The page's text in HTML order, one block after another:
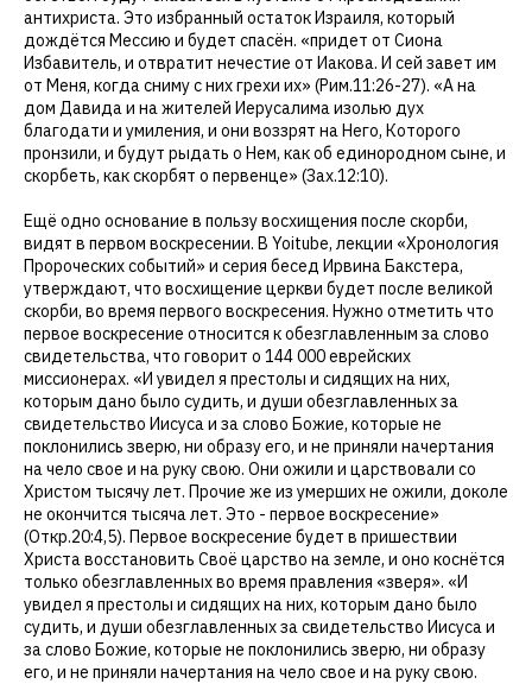
антихриста. Это избранный остаток Израиля, который
дождётся Мессию и будет спасён. «придет от Сиона
Избавитель, и отвратит нечестие от Иакова. И сей завет им
от Меня, когда сниму с них грехи их» (Рим.11:26-27). «А на
дом Давида и на жителей Иерусалима изолью дух
благодати и умиления, и они воззрят на Него, Которого
пронзили, и будут рыдать о Нем, как об единородном сыне, и
скорбеть, как скорбят о первенце» (Зах.12:10).
Ещё одно основание в пользу восхищения после скорби,
видят в первом воскресении. В Yoitube, лекции «Хронология
Пророческих событий» и серия бесед Ирвина Бакстера,
утверждают, что восхищение церкви будет после великой
скорби, во время первого воскресения. Нужно отметить что
первое воскресение относится к обезглавленным за слово
свидетельства, что говорит о 144 000 еврейских
миссионерах. «И увидел я престолы и сидящих на них,
которым дано было судить, и души обезглавленных за
свидетельство Иисуса и за слово Божие, которые не
поклонились зверю, ни образу его, и не приняли начертания
на чело свое и на руку свою. Они ожили и царствовали со
Христом тысячу лет. Прочие же из умерших не ожили, доколе
не окончится тысяча лет. Это - первое воскресение»
(Откр.20:4,5). Первое воскресение будет в пришествии
Христа восстановить Своё царство на земле, и оно коснётся
только обезглавленных во время правления «зверя». «И
увидел я престолы и сидящих на них, которым дано было
судить, и души обезглавленных за свидетельство Иисуса и
за слово Божие, которые не поклонились зверю, ни образу
его, и не приняли начертания на чело свое и на руку свою.